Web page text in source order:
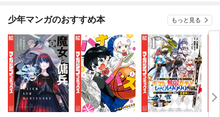
少年マンガのおすすめ本 もっと見る